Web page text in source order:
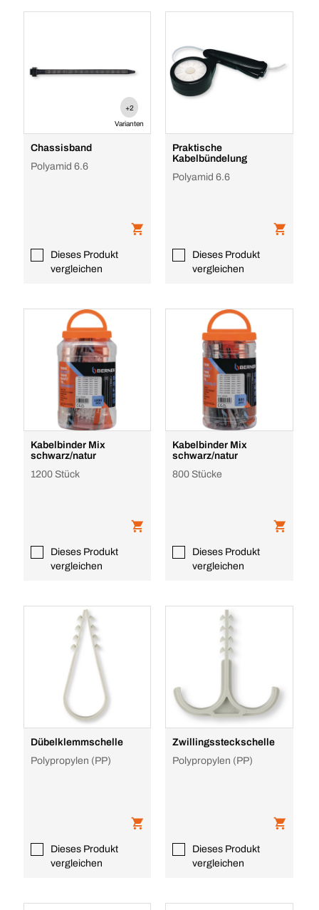
+2
Varianten
Chassisband
Polyamid 6.6
Dieses Produkt
vergleichen
Praktische
Kabelbündelung
Polyamid 6.6
Dieses Produkt
vergleichen
Kabelbinder Mix
schwarz/natur
1200 Stück
Dieses Produkt
vergleichen
Kabelbinder Mix
schwarz/natur
800 Stücke
Dieses Produkt
vergleichen
Dübelklemmschelle
Polypropylen (PP)
Dieses Produkt
vergleichen
Zwillingssteckschelle
Polypropylen (PP)
Dieses Produkt
vergleichen